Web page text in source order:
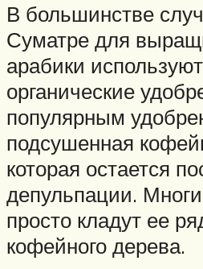
В большинстве
Суматре для
арабики
органические
популярным
подсушенная
которая остается
депульпации.
просто кладут ее
кофейного дерева.